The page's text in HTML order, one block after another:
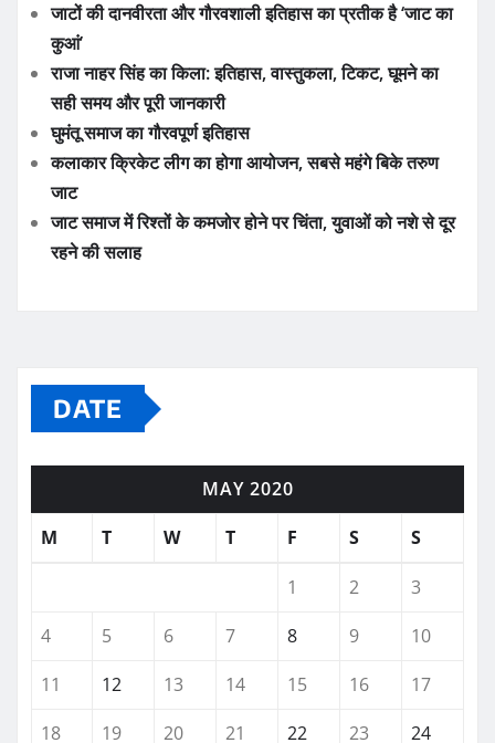
जाटों की दानवीरता और गौरवशाली इतिहास का प्रतीक है ‘जाट का
कुआं’
राजा नाहर सिंह का किला: इतिहास, वास्तुकला, टिकट, घूमने का
सही समय और पूरी जानकारी
घुमंतू समाज का गौरवपूर्ण इतिहास
कलाकार क्रिकेट लीग का होगा आयोजन, सबसे महंगे बिके तरुण
जाट
जाट समाज में रिश्तों के कमजोर होने पर चिंता, युवाओं को नशे से दूर
रहने की सलाह
DATE
MAY 2020
M
T W T F S S
1 2
3
4
5 6 7 8 9
10
11
12 13 14 15 16
17
18
19 20 21 22 23 24